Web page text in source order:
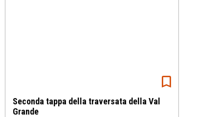
Seconda tappa della traversata della Val
Grande